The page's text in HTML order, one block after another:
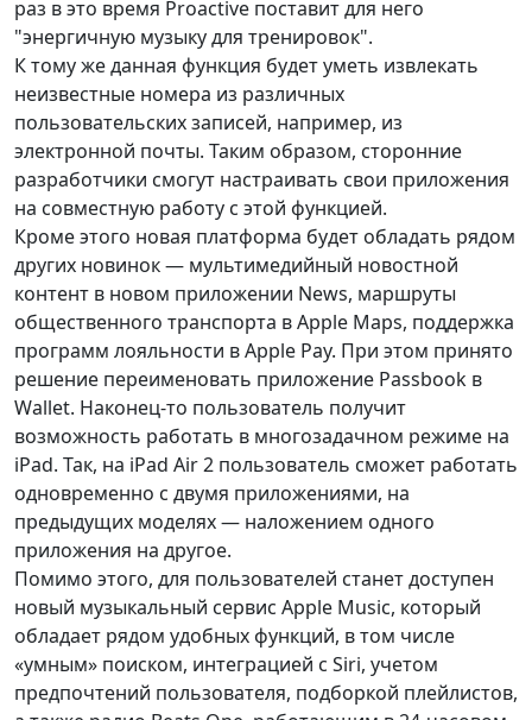
раз в это время Proactive поставит для него
"энергичную музыку для тренировок".
К тому же данная функция будет уметь извлекать
неизвестные номера из различных
пользовательских записей, например, из
электронной почты. Таким образом, сторонние
разработчики смогут настраивать свои приложения
на совместную работу с этой функцией.
Кроме этого новая платформа будет обладать рядом
других новинок — мультимедийный новостной
контент в новом приложении News, маршруты
общественного транспорта в Apple Maps, поддержка
программ лояльности в Apple Pay. При этом принято
решение переименовать приложение Passbook в
Wallet. Наконец-то пользователь получит
возможность работать в многозадачном режиме на
iPad. Так, на iPad Air 2 пользователь сможет работать
одновременно с двумя приложениями, на
предыдущих моделях — наложением одного
приложения на другое.
Помимо этого, для пользователей станет доступен
новый музыкальный сервис Apple Music, который
обладает рядом удобных функций, в том числе
«умным» поиском, интеграцией с Siri, учетом
предпочтений пользователя, подборкой плейлистов,